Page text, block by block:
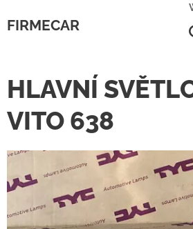
FIRMECAR
HLAVNÍ
VITO 638